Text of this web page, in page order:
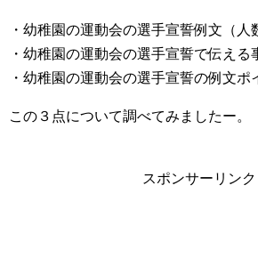
・幼稚園の運動会の選手宣誓例文（人
・幼稚園の運動会の選手宣誓で伝える
・幼稚園の運動会の選手宣誓の例文ポ
この３点について調べてみましたー。
スポンサーリンク